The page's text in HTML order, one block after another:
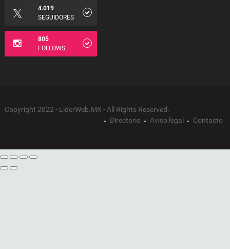
4.019
SEGUIDORES
805
FOLLOWS
Copyright 2022 - LiderWeb.MX - All Rights Reserved.
Directorio
Aviso legal Contacto